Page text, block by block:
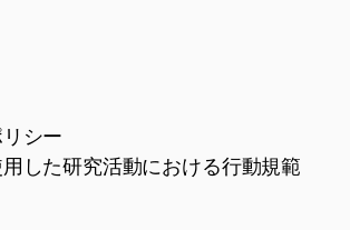
シー
した研究活動における行動規範